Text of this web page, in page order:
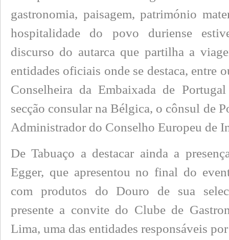
gastronomia, paisagem, património
hospitalidade do povo duriense
discurso do autarca que partilha a
entidades oficiais onde se destaca, entre
Conselheira da Embaixada de
secção consular na Bélgica, o cônsul de
Administrador do Conselho Europeu de
De Tabuaço a destacar ainda a
Egger, que apresentou no final do
com produtos do Douro de sua
presente a convite do Clube de
Lima, uma das entidades responsáveis